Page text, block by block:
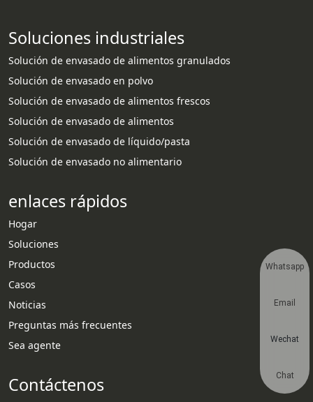
Soluciones industriales
Solución de envasado de alimentos granulados
Solución de envasado en polvo
Solución de envasado de alimentos frescos
Solución de envasado de alimentos
Solución de envasado de líquido/pasta
Solución de envasado no alimentario
enlaces rápidos
Hogar
Soluciones
Productos
Casos
Noticias
Preguntas más frecuentes
Sea agente
Contáctenos
Whatsapp
Email
Wechat
Chat